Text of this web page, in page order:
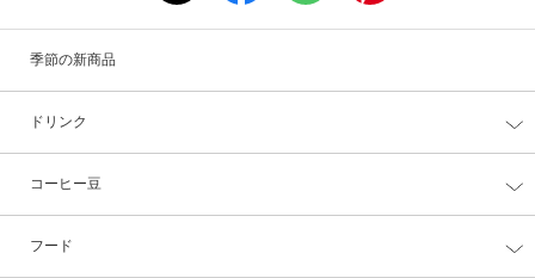
季節の新商品
ドリンク
コーヒー豆
フード